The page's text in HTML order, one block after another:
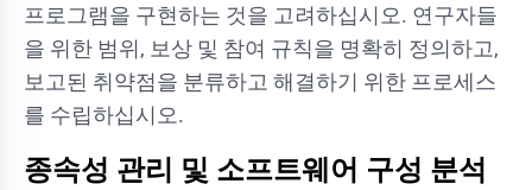
프로그램을 구현하는 것을 고려하십시오. 연구자들
을 위한 범위, 보상 및 참여 규칙을 명확히 정의하고,
보고된 취약점을 분류하고 해결하기 위한 프로세스
를 수립하십시오.
종속성 관리 및 소프트웨어 구성 분석